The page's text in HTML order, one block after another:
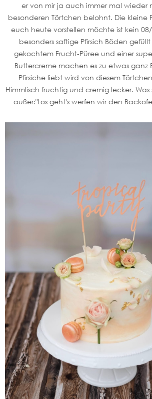
er von mir ja auch immer mal wieder
besonderen Törtchen belohnt. Die kleine
euch heute vorstellen möchte ist kein
besonders saftige Pfirsich Böden
gekochtem Frucht-Püree und einer
Buttercreme machen es zu etwas ganz
Pfirsiche liebt wird von diesem
Himmlisch fruchtig und cremig lecker.
außer:"Los geht's werfen wir den